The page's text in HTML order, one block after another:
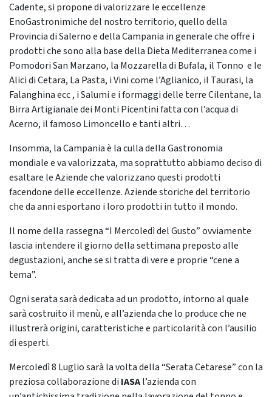
Cadente, si propone di valorizzare le eccellenze
EnoGastronimiche del nostro territorio, quello della
Provincia di Salerno e della Campania in generale che offre i
prodotti che sono alla base della Dieta Mediterranea come i
Pomodori San Marzano, la Mozzarella di Bufala, il Tonno e le
Alici di Cetara, La Pasta, i Vini come l’Aglianico, il Taurasi, la
Falanghina ecc , i Salumi e i formaggi delle terre Cilentane, la
Birra Artigianale dei Monti Picentini fatta con l’acqua di
Acerno, il famoso Limoncello e tanti altri…
Insomma, la Campania è la culla della Gastronomia
mondiale e va valorizzata, ma soprattutto abbiamo deciso di
esaltare le Aziende che valorizzano questi prodotti
facendone delle eccellenze. Aziende storiche del territorio
che da anni esportano i loro prodotti in tutto il mondo.
Il nome della rassegna “I Mercoledì del Gusto” ovviamente
lascia intendere il giorno della settimana preposto alle
degustazioni, anche se si tratta di vere e proprie “cene a
tema”.
Ogni serata sarà dedicata ad un prodotto, intorno al quale
sarà costruito il menù, e all’azienda che lo produce che ne
illustrerà origini, caratteristiche e particolarità con l’ausilio
di esperti.
Mercoledì 8 Luglio sarà la volta della “Serata Cetarese” con la
preziosa collaborazione di IASAl’azienda con